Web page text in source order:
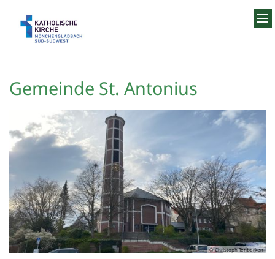
Gemeinde St. Antonius
© Christoph Tenberken